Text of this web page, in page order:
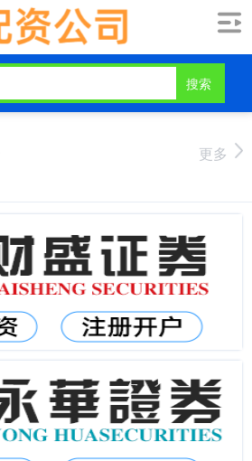
搜索
更多